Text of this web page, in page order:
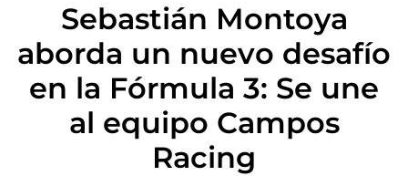
Sebastián Montoya
aborda un nuevo desafío
en la Fórmula 3: Se une
al equipo Campos
Racing